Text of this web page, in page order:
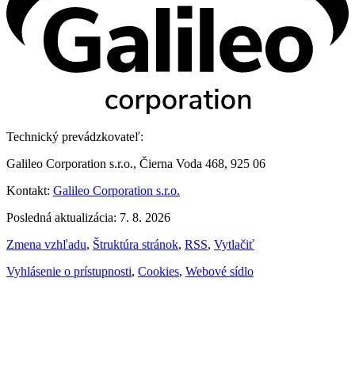
Technický prevádzkovateľ:
Galileo Corporation s.r.o., Čierna Voda 468, 925 06
Kontakt: Galileo Corporation s.r.o.
Posledná aktualizácia: 7. 8. 2026
Zmena vzhľadu, Štruktúra stránok, RSS, Vytlačiť
Vyhlásenie o prístupnosti, Cookies, Webové sídlo